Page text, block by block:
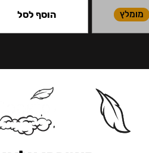
מומלץ הוסף לסל